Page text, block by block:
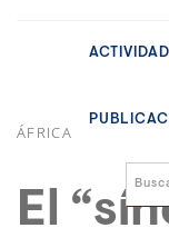
ÁFRICA
El